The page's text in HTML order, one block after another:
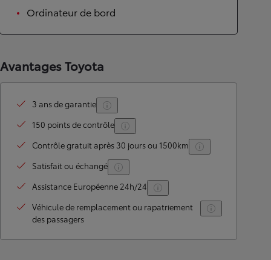
Ordinateur de bord
Avantages Toyota
3 ans de garantie
150 points de contrôle
Contrôle gratuit après 30 jours ou 1500km
Satisfait ou échangé
Assistance Européenne 24h/24
Véhicule de remplacement ou rapatriement
des passagers